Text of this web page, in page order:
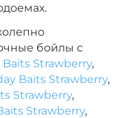
Острые Специи
+
−
бойлы с
Strawberry,
Baits Strawberry,
Strawberry,
Strawberry,